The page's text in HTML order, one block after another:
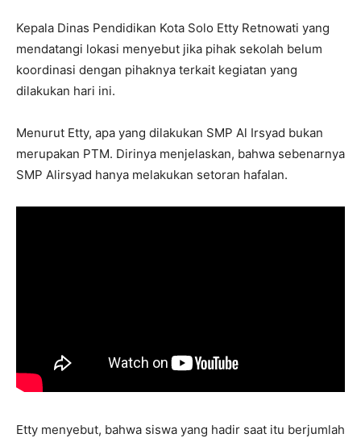
Kepala Dinas Pendidikan Kota Solo Etty Retnowati yang
mendatangi lokasi menyebut jika pihak sekolah belum
koordinasi dengan pihaknya terkait kegiatan yang
dilakukan hari ini.
Menurut Etty, apa yang dilakukan SMP Al Irsyad bukan
merupakan PTM. Dirinya menjelaskan, bahwa sebenarnya
SMP Alirsyad hanya melakukan setoran hafalan.
Etty menyebut, bahwa siswa yang hadir saat itu berjumlah